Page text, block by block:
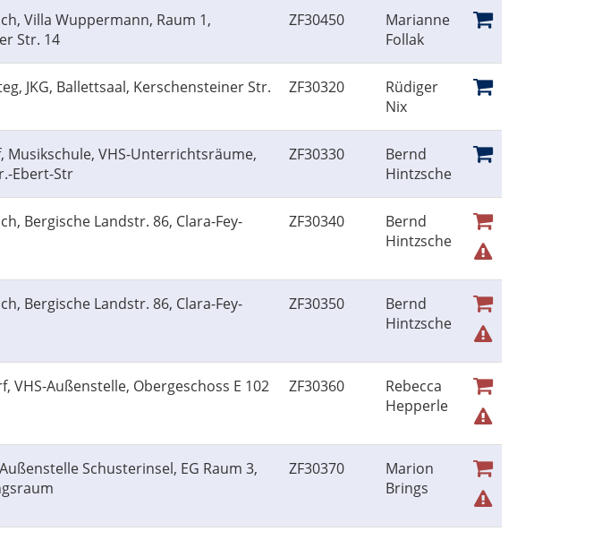
Villa Wuppermann, Raum 1,
Str. 14
ZF30450
Marianne
Follak
JKG, Ballettsaal, Kerschensteiner Str.
ZF30320
Rüdiger
Nix
Musikschule, VHS-Unterrichtsräume,
Ebert-Str
ZF30330
Bernd
Hintzsche
Bergische Landstr. 86, Clara-Fey-
ZF30340
Bernd
Hintzsche
Bergische Landstr. 86, Clara-Fey-
ZF30350
Bernd
Hintzsche
VHS-Außenstelle, Obergeschoss E 102 ZF30360
Rebecca
Hepperle
Schusterinsel, EG Raum 3,
ZF30370
Marion
Brings